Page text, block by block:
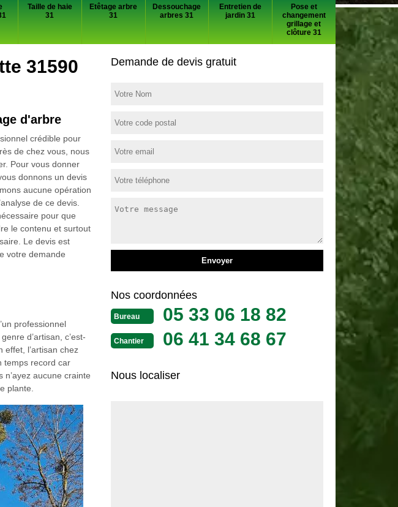
Taille de haie
31
Etêtage arbre
31
Dessouchage
arbres 31
Entretien de
jardin 31
Pose et
changement
grillage et
clôture 31
31590
d'arbre
crédible pour
de chez vous, nous
Pour vous donner
donnons un devis
aucune opération
de ce devis.
pour que
le contenu et surtout
Le devis est
votre demande
professionnel
d’artisan, c’est-
effet, l’artisan chez
temps record car
n’ayez aucune crainte
plante.
Demande de devis gratuit
Nos coordonnées
Bureau 05 33 06 18 82
Chantier 06 41 34 68 67
Nous localiser